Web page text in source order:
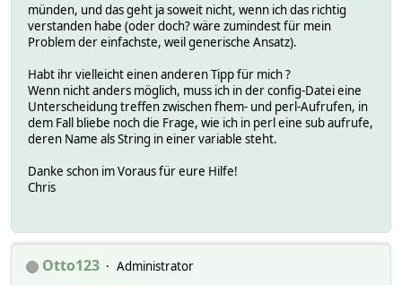
münden, und das geht ja soweit nicht, wenn ich das richtig
verstanden habe (oder doch? wäre zumindest für mein
Problem der einfachste, weil generische Ansatz).
Habt ihr vielleicht einen anderen Tipp für mich ?
Wenn nicht anders möglich, muss ich in der config-Datei eine
Unterscheidung treffen zwischen fhem- und perl-Aufrufen, in
dem Fall bliebe noch die Frage, wie ich in perl eine sub aufrufe,
deren Name als String in einer variable steht.
Danke schon im Voraus für eure Hilfe!
Chris
Otto123
Administrator